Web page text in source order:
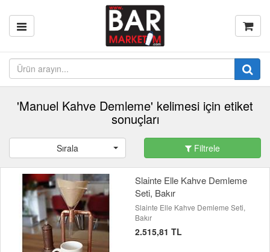
'Manuel Kahve Demleme' kelimesi için etiket
sonuçları
Sırala Filtrele
Slainte Elle Kahve Demleme
Seti, Bakır
Slainte Elle Kahve Demleme Seti,
Bakır
2.515,81 TL